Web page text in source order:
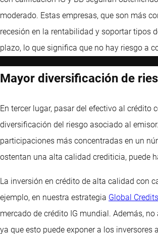
moderado. Estas empresas, que son más
recesión en la rentabilidad y soportar tipos
plazo, lo que significa que no hay riesgo a
Mayor diversificación de
En tercer lugar, pasar del efectivo al
diversificación del riesgo asociado al
participaciones más concentradas en un
ostentan una alta calidad crediticia, puede
La inversión en crédito de alta calidad con
ejemplo, en nuestra estrategia Global
mercado de crédito IG mundial. Además,
ya que esto puede exponer a los